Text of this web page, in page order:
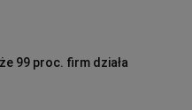
99 proc. firm działa